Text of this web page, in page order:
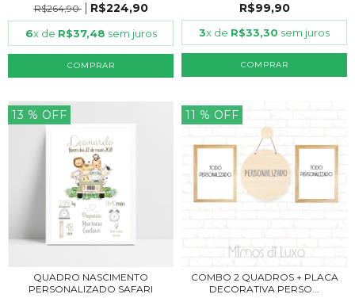
R$264,90
R$224,90
6x de R$37,48 sem juros
COMPRAR
R$99,90
3x de R$33,30 sem juros
COMPRAR
13 % OFF
QUADRO NASCIMENTO
PERSONALIZADO SAFARI
11 % OFF
COMBO 2 QUADROS + PLACA
DECORATIVA PERSO...